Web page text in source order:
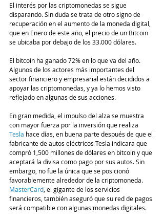
El interés por las criptomonedas se sigue
disparando. Sin duda se trata de otro signo de
recuperación en el aumento de la moneda digital,
que en Enero de este año, el precio de un Bitcoin
se ubicaba por debajo de los 33.000 dólares.
El bitcoin ha ganado 72% en lo que va del año.
Algunos de los actores más importantes del
sector financiero y empresarial están decididos a
apoyar las criptomonedas, y ya lo hemos visto
reflejado en algunas de sus acciones.
En gran medida, el impulso del alza se muestra
con mayor fuerza por la inversión que realiza
Tesla hace días, en buena parte después de que el
fabricante de autos eléctricos Tesla indicara que
compró 1,500 millones de dólares en bitcoin y que
aceptará la divisa como pago por sus autos. Sin
embargo, no fue la única que se posicionó
favorablemente alrededor de la criptomoneda.
MasterCard , el gigante de los servicios
financieros, también aseguró que su red de pagos
será compatible con algunas monedas digitales.